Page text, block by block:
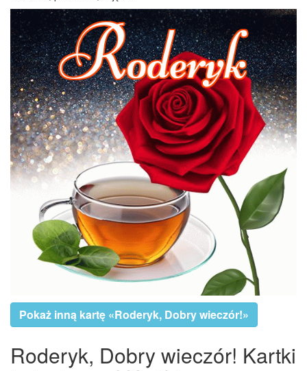
Pokaż inną kartę «Roderyk, Dobry wieczór!»
Roderyk, Dobry wieczór! Kartki